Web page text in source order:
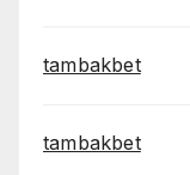
tambakbet
tambakbet